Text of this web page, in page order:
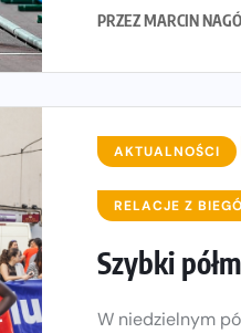
PRZEZMARCIN
AKTUALNOŚCI
RELACJE Z
Szybki
W niedzielnym